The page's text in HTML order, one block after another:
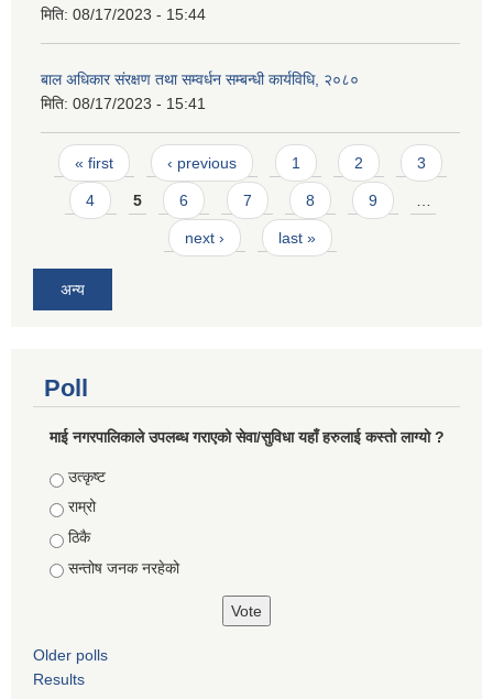
मिति: 08/17/2023 - 15:44
बाल अधिकार संरक्षण तथा सम्वर्धन सम्बन्धी कार्यविधि, २०८०
मिति: 08/17/2023 - 15:41
Pages
« first ‹ previous 1 2 3
4 5 6 7 8 9 …
next › last »
अन्य
Poll
माई नगरपालिकाले उपलब्ध गराएको सेवा/सुविधा यहाँ हरुलाई कस्तो लाग्यो ?
Choices
उत्कृष्ट
राम्रो
ठिकै
सन्तोष जनक नरहेको
Older polls
Results